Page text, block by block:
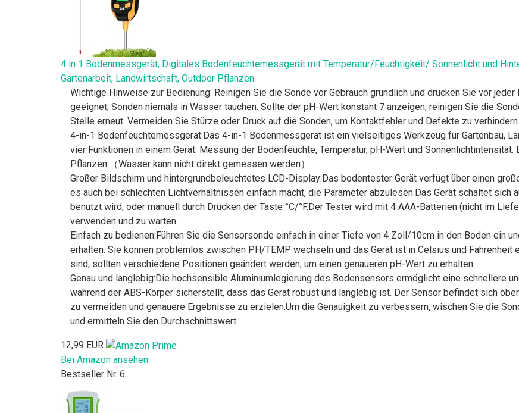
4 in 1 Bodenmessgerät, Digitales Bodenfeuchtemessgerät mit Temperatur/Feuchtigkeit/ Sonnenlicht und
Gartenarbeit, Landwirtschaft, Outdoor Pflanzen
Wichtige Hinweise zur Bedienung: Reinigen Sie die Sonde vor Gebrauch gründlich und drücken Sie vor
geeignet; Sonden niemals in Wasser tauchen. Sollte der pH-Wert konstant 7 anzeigen, reinigen Sie die
Stelle erneut. Vermeiden Sie Stürze oder Druck auf die Sonden, um Kontaktfehler und Defekte zu verhindern.
4-in-1 Bodenfeuchtemessgerät:Das 4-in-1 Bodenmessgerät ist ein vielseitiges Werkzeug für Gartenbau,
vier Funktionen in einem Gerät: Messung der Bodenfeuchte, Temperatur, pH-Wert und
Pflanzen.（Wasser kann nicht direkt gemessen werden）
Großer Bildschirm und hintergrundbeleuchtetes LCD-Display:Das bodentester Gerät verfügt über einen
es auch bei schlechten Lichtverhältnissen einfach macht, die Parameter abzulesen.Das Gerät schaltet sich
benutzt wird, oder manuell durch Drücken der Taste °C/°F.Der Tester wird mit 4 AAA-Batterien (nicht im
verwenden und zu warten.
Einfach zu bedienen:Führen Sie die Sensorsonde einfach in einer Tiefe von 4 Zoll/10cm in den Boden ein
erhalten. Sie können problemlos zwischen PH/TEMP wechseln und das Gerät ist in Celsius und
sind, sollten verschiedene Positionen geändert werden, um einen genaueren pH-Wert zu erhalten.
Genau und langlebig:Die hochsensible Aluminiumlegierung des Bodensensors ermöglicht eine schnellere
während der ABS-Körper sicherstellt, dass das Gerät robust und langlebig ist. Der Sensor befindet sich
zu vermeiden und genauere Ergebnisse zu erzielen.Um die Genauigkeit zu verbessern, wischen Sie die
und ermitteln Sie den Durchschnittswert.
12,99 EUR
Bei Amazon ansehen
Bestseller Nr. 6